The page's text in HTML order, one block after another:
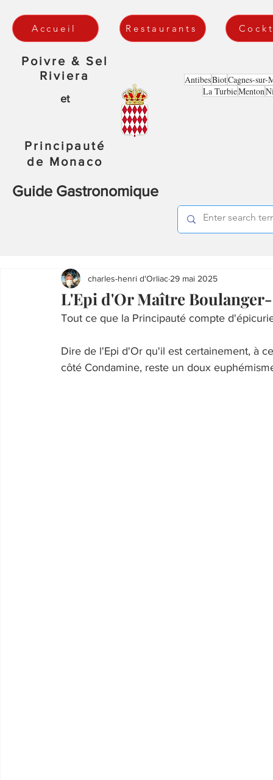
Accueil Restaurants
Poivre & Sel
Riviera
et
Principauté
de Monaco
Guide Gastronomique
AntibesBiotCagnes-sur-
La TurbieMenton
L'Epi d'Or Maître
charles-henri d'Orliac 29 mai 2025
Tout ce que la Principauté compte
Dire de l'Epi d'Or qu'il est certainement, à
côté Condamine, reste un doux